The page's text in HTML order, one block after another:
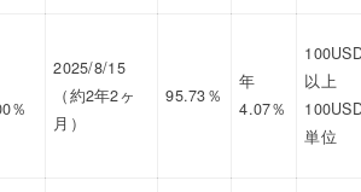
％
2025/8/15
（約2年2ヶ
月）
95.73％
年
4.07％
以上
単位